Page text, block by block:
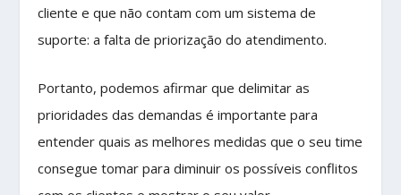
cliente e que não contam com um sistema de
suporte: a falta de priorização do atendimento.
Portanto, podemos afirmar que delimitar as
prioridades das demandas é importante para
entender quais as melhores medidas que o seu time
consegue tomar para diminuir os possíveis conflitos